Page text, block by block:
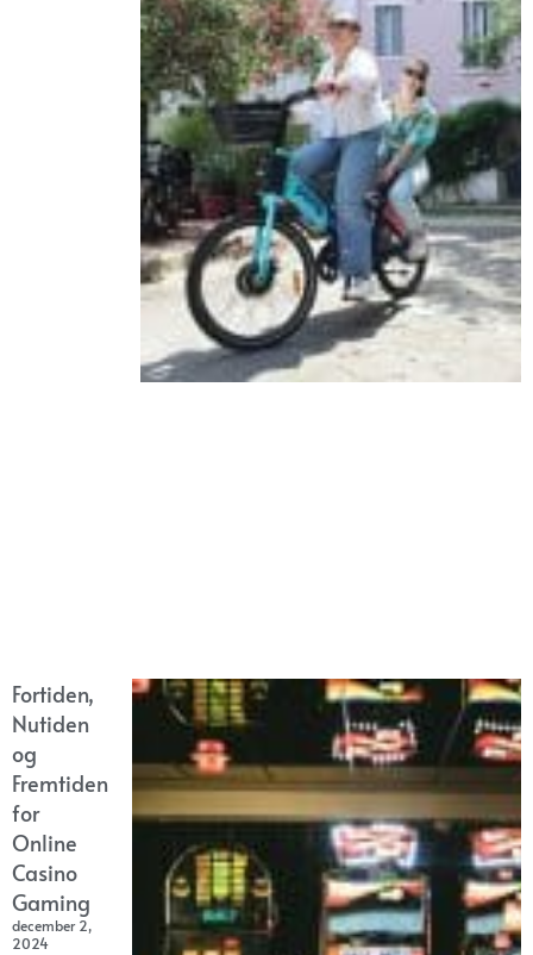
Fortiden,
Nutiden
og
Fremtiden
for
Online
Casino
Gaming
december 2,
2024